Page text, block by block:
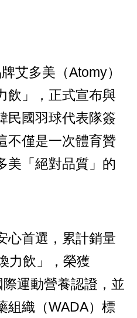
艾多美（Atomy）
飲」，正式宣布與
民國羽球代表隊簽
不僅是一次體育贊
美「絕對品質」的
心首選，累計銷量
力飲」，榮獲
運動營養認證，並
組織（WADA）標